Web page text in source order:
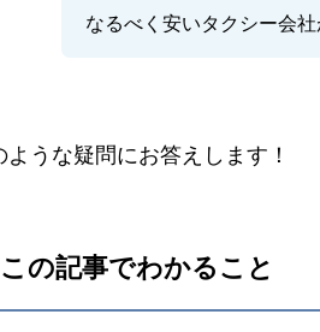
なるべく安いタクシー会
ような疑問にお答えします！
この記事でわかること